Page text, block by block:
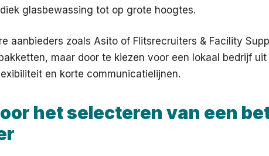
glasbewassing tot op grote hoogtes.
aanbieders zoals Asito of Flitsrecruiters & Facility
maar door te kiezen voor een lokaal bedrijf
en korte communicatielijnen.
het selecteren van een